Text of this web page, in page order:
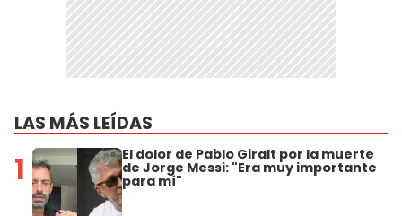
LAS MÁS LEÍDAS
1 El dolor de Pablo Giralt por la muerte
de Jorge Messi: "Era muy importante
para mí"